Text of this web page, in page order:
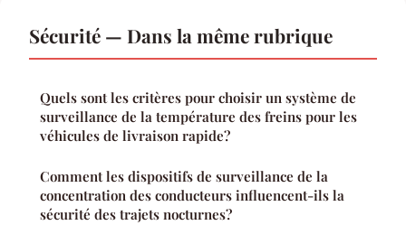
Sécurité — Dans la même rubrique
Quels sont les critères pour choisir un système de
surveillance de la température des freins pour les
véhicules de livraison rapide?
Comment les dispositifs de surveillance de la
concentration des conducteurs influencent-ils la
sécurité des trajets nocturnes?